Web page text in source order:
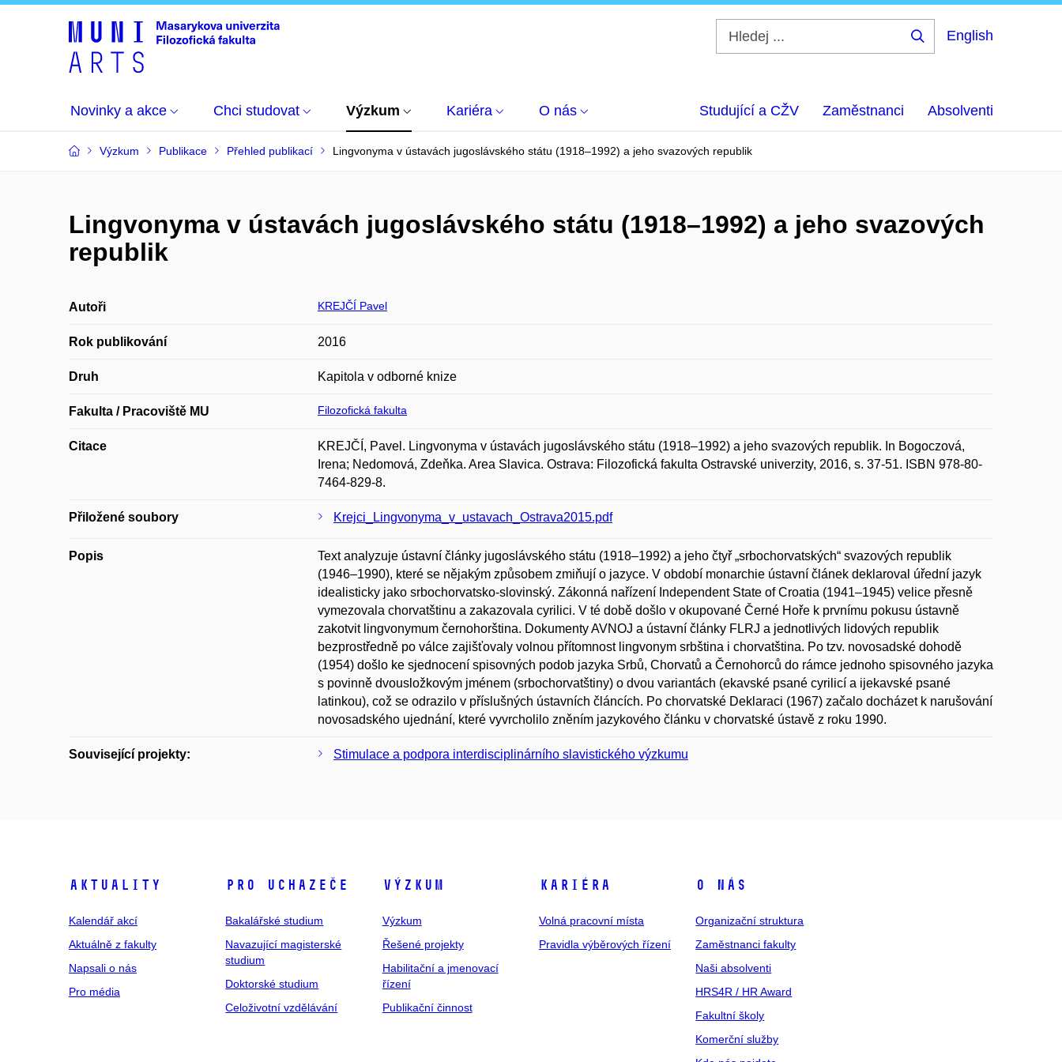
English
Novinky a akce Chci studovat Výzkum Kariéra O nás Studující a CŽV Zaměstnanci Absolventi
Výzkum Publikace Přehled publikací Lingvonyma v ústavách jugoslávského státu (1918–1992) a jeho svazových republik
Lingvonyma v ústavách jugoslávského státu (1918–1992) a jeho svazových
republik
Autoři KREJČÍ Pavel
Rok publikování 2016
Druh Kapitola v odborné knize
Fakulta / Pracoviště MU Filozofická fakulta
Citace
KREJČÍ, Pavel. Lingvonyma v ústavách jugoslávského státu (1918–1992) a jeho svazových republik. In Bogoczová,
Irena; Nedomová, Zdeňka. Area Slavica. Ostrava: Filozofická fakulta Ostravské univerzity, 2016, s. 37-51. ISBN 978-80-
7464-829-8.
Přiložené soubory Krejci_Lingvonyma_v_ustavach_Ostrava2015.pdf
Popis
Text analyzuje ústavní články jugoslávského státu (1918–1992) a jeho čtyř „srbochorvatských“ svazových republik
(1946–1990), které se nějakým způsobem zmiňují o jazyce. V období monarchie ústavní článek deklaroval úřední jazyk
idealisticky jako srbochorvatsko-slovinský. Zákonná nařízení Independent State of Croatia (1941–1945) velice přesně
vymezovala chorvatštinu a zakazovala cyrilici. V té době došlo v okupované Černé Hoře k prvnímu pokusu ústavně
zakotvit lingvonymum černohorština. Dokumenty AVNOJ a ústavní články FLRJ a jednotlivých lidových republik
bezprostředně po válce zajišťovaly volnou přítomnost lingvonym srbština i chorvatština. Po tzv. novosadské dohodě
(1954) došlo ke sjednocení spisovných podob jazyka Srbů, Chorvatů a Černohorců do rámce jednoho spisovného jazyka
s povinně dvousložkovým jménem (srbochorvatštiny) o dvou variantách (ekavské psané cyrilicí a ijekavské psané
latinkou), což se odrazilo v příslušných ústavních článcích. Po chorvatské Deklaraci (1967) začalo docházet k narušování
novosadského ujednání, které vyvrcholilo zněním jazykového článku v chorvatské ústavě z roku 1990.
Související projekty: Stimulace a podpora interdisciplinárního slavistického výzkumu
Aktuality
Kalendář akcí
Aktuálně z fakulty
Napsali o nás
Pro média
Pro uchazeče
Bakalářské studium
Navazující magisterské
studium
Doktorské studium
Celoživotní vzdělávání
Výzkum
Výzkum
Řešené projekty
Habilitační a jmenovací
řízení
Publikační činnost
Kariéra
Volná pracovní místa
Pravidla výběrových řízení
O nás
Organizační struktura
Zaměstnanci fakulty
Naši absolventi
HRS4R / HR Award
Fakultní školy
Komerční služby